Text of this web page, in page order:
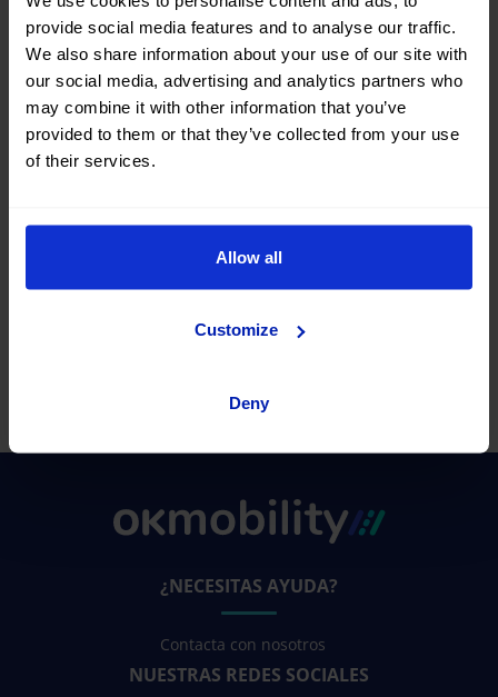
provide social media features and to analyse our traffic.
We also share information about your use of our site with
our social media, advertising and analytics partners who
may combine it with other information that you’ve
provided to them or that they’ve collected from your use
of their services.
Allow all
Customize
Deny
Devolución
Si compro un coche y no me gusta,
¿Puedo devolverlo?
acostumbres a tu nuevo coche y te asegures de haber
Si sientes que te has equivocado, cámbialo por otro
modelo o solicita la devolución del precio del vehículo
¿NECESITAS AYUDA?
Contacta con nosotros
NUESTRAS REDES SOCIALES